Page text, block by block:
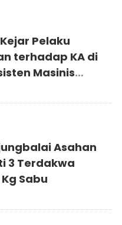
Pelaku
terhadap KA di
Masinis
Asahan
3 Terdakwa
Sabu